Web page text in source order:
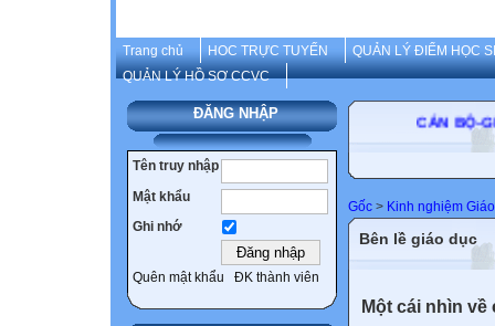
Trang chủ HOC TRỰC TUYẾN
QUẢN LÝ ĐIỂM HỌC
QUẢN LÝ HỒ SƠ CCVC
ĐĂNG NHẬP
Tên truy nhập
Mật khẩu
Ghi nhớ
Quên mật khẩu ĐK thành viên
CÁN
Gốc > Kinh nghiệm
Bên lề giáo dục
Một cái nhìn